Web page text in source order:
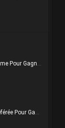
Joker Cashpot : La Machine à Sous Ultime Pour Gagner Beaucoup d'Argent
Joker's Jewels : La Machine à Sous Préférée Pour Gagner Gros €€€